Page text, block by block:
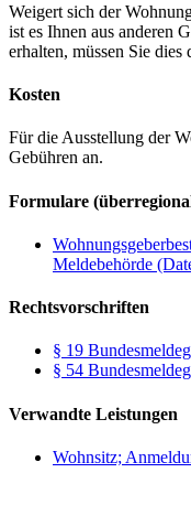
Weigert sich der
ist es Ihnen aus anderen
erhalten, müssen Sie
Kosten
Für die Ausstellung der
Gebühren an.
Formulare
Meldebehörde
Rechtsvorschriften
§ 19
§ 54
Verwandte Leistungen
Wohnsitz;